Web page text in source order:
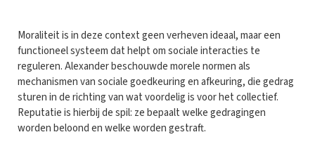
Moraliteit is in deze context geen verheven ideaal, maar een
functioneel systeem dat helpt om sociale interacties te
reguleren. Alexander beschouwde morele normen als
mechanismen van sociale goedkeuring en afkeuring, die gedrag
sturen in de richting van wat voordelig is voor het collectief.
Reputatie is hierbij de spil: ze bepaalt welke gedragingen
worden beloond en welke worden gestraft.